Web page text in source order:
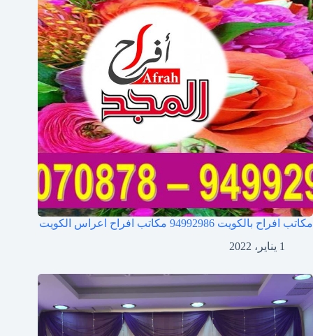
مكاتب افراح بالكويت 94992986 مكاتب افراح اعراس الكويت
1 يناير، 2022